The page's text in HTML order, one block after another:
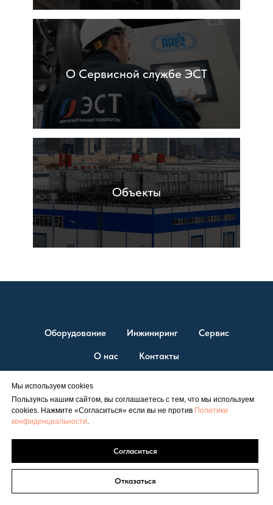
О Сервисной службе ЭСТ
Объекты
Оборудование Инжиниринг Сервис
О нас Контакты
© ТД “ЭСТ” 2026. Единственный официальный представитель
Shuangliang на территории России.
+7 (812) 646-71-99|est@est-rus.ru
Политика конфиденциальности
Соглашение об обработке персональных данных
Мы используем cookies
Пользуясь нашим сайтом, вы соглашаетесь с тем, что мы используем
cookies. Нажмите «Согласиться» если вы не против Политики
конфиденциальности
Согласиться
Отказаться